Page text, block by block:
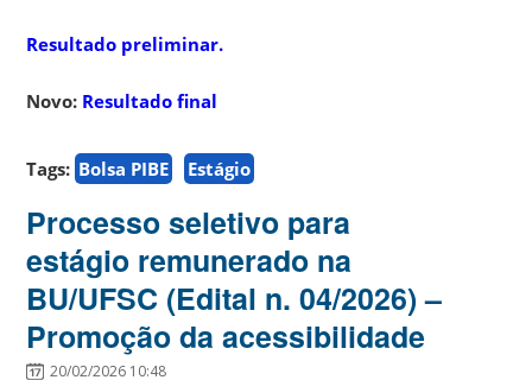
Resultado preliminar.
Novo: Resultado final
Tags: Bolsa PIBE Estágio
Processo seletivo para
estágio remunerado na
BU/UFSC (Edital n. 04/2026) –
Promoção da acessibilidade
20/02/2026 10:48